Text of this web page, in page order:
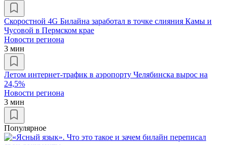
Скоростной 4G Билайна заработал в точке слияния Камы и
Чусовой в Пермском крае
Новости региона
3 мин
Летом интернет-трафик в аэропорту Челябинска вырос на
24,5%
Новости региона
3 мин
Популярное